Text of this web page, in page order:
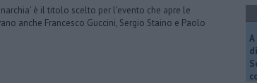
è il titolo scelto per l'evento che apre le
anche Francesco Guccini, Sergio Staino e Paolo